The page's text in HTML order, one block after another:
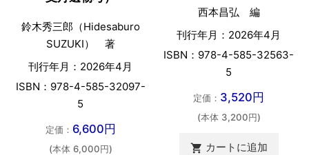
鈴木秀三郎（Hidesaburo
SUZUKI） 著
刊行年月：2026年4月
ISBN：978-4-585-32097-
5
定価： 6,600円
(本体 6,000円)
西本昌弘 編
刊行年月：2026年4月
ISBN：978-4-585-32563-
5
定価： 3,520円
(本体 3,200円)
 カートに追加